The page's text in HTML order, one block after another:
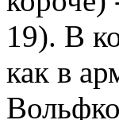
19). В
как в